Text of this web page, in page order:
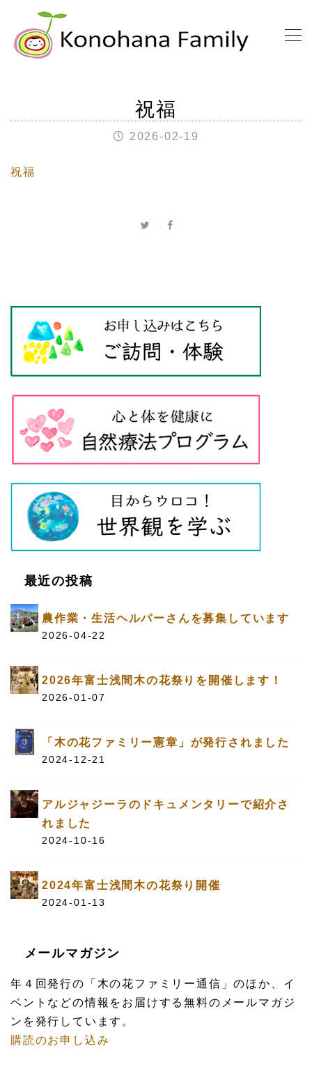
祝福
2026-02-19
祝福
最近の投稿
農作業・生活ヘルパーさんを募集しています
2026-04-22
2026年富士浅間木の花祭りを開催します！
2026-01-07
「木の花ファミリー憲章」が発行されました
2024-12-21
アルジャジーラのドキュメンタリーで紹介さ
れました
2024-10-16
2024年富士浅間木の花祭り開催
2024-01-13
メールマガジン
年４回発行の「木の花ファミリー通信」のほか、イ
ベントなどの情報をお届けする無料のメールマガジ
ンを発行しています。
購読のお申し込み